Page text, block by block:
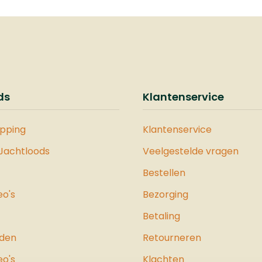
polymeer ballen, en is
ontworpen voor
efficiënte
omstandigheden.Voor
verbeterde stabiliteit
Shoulder Back een
uitstekende
Deze schoudersteun
eenvoudig op het
Klantenservice
Klantenservice
Veelgestelde vragen
Bestellen
Bezorging
Betaling
Retourneren